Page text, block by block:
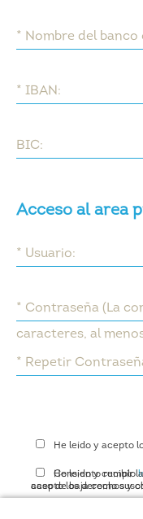
* Nombre del banco
* IBAN:
BIC:
Acceso al area
* Usuario:
* Contraseña ( La
caracteres, al
símbolo):
* Repetir
He leído y acepto
He leído y cumplo
acepto los derechos y
Consiento recibir
caso de baja como